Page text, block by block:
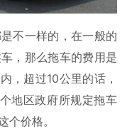
不一样的，在一般的
，那么拖车的费用是
，超过10公里的话，
地区政府所规定拖车
个价格。